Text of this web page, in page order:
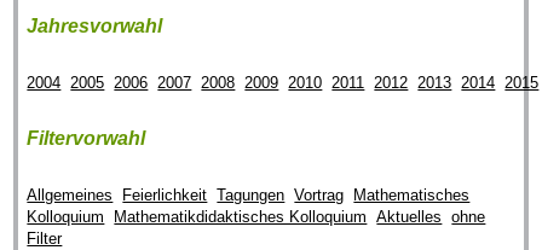
Jahresvorwahl
2004 2005 2006 2007 2008 2009 2010 2011 2012 2013 2014 2015
Filtervorwahl
Allgemeines Feierlichkeit Tagungen Vortrag
Mathematisches
Kolloquium
Mathematikdidaktisches Kolloquium Aktuelles
ohne
Filter